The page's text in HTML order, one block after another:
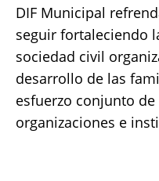
DIF Municipal
seguir fortaleciendo
sociedad civil
desarrollo de las
esfuerzo conjunto
organizaciones e